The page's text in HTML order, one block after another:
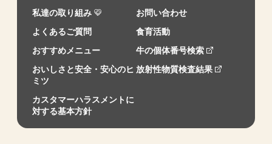
私達の取り組み
お問い合わせ
よくあるご質問
食育活動
おすすめメニュー
牛の個体番号検索
おいしさと安全・安心のヒ
ミツ
放射性物質検査結果
カスタマーハラスメントに
対する基本方針